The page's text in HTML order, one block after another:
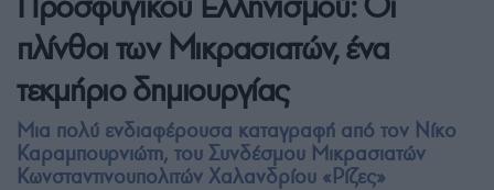
πλίνθοι των Μικρασιατών, ένα
τεκμήριο δημιουργίας
Μια πολύ ενδιαφέρουσα καταγραφή από τον Νίκο
Καραμπουρνιώτη, του Συνδέσμου Μικρασιατών
Κωνσταντινουπολιτών Χαλανδρίου «Ρίζες»